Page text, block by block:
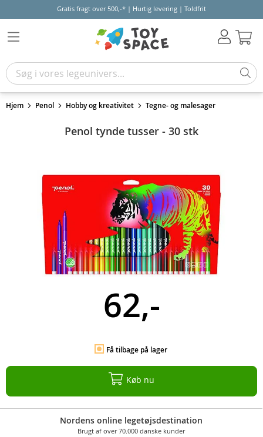
Gratis fragt over 500,-* | Hurtig levering | Toldfrit
Hjem Penol Hobby og kreativitet Tegne- og malesager
Penol tynde tusser - 30 stk
62,-
Få tilbage på lager
Køb nu
Nordens online legetøjsdestination
Brugt af over 70.000 danske kunder